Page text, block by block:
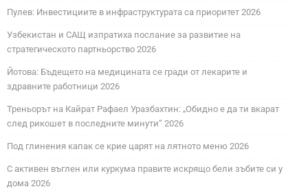
Пулев: Инвестициите в инфраструктурата са приоритет 2026
Узбекистан и САЩ изпратиха послание за развитие на
стратегическото партньорство 2026
Йотова: Бъдещето на медицината се гради от лекарите и
здравните работници 2026
Треньорът на Кайрат Рафаел Уразбахтин: „Обидно е да ти вкарат
след рикошет в последните минути“ 2026
Под глинения капак се крие царят на лятното меню 2026
С активен въглен или куркума правите искрящо бели зъбите си у
дома 2026